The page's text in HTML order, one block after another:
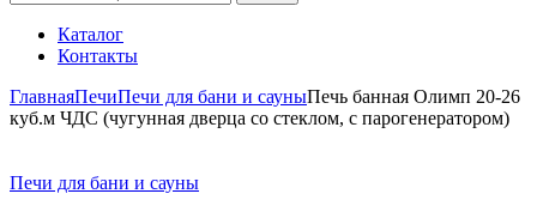
Каталог
Контакты
ГлавнаяПечиПечи для бани и сауныПечь банная Олимп 20-26
куб.м ЧДС (чугунная дверца со стеклом, с парогенератором)
Печи для бани и сауны